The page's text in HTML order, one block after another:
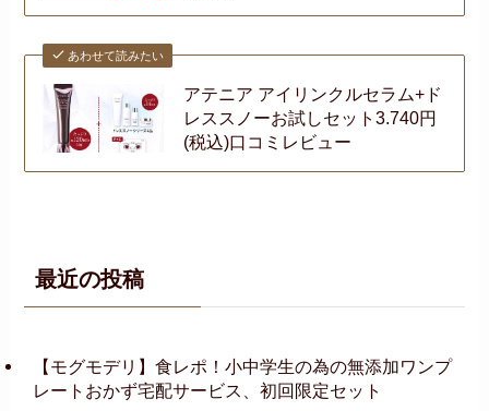
あわせて読みたい
アテニア アイリンクルセラム+ド
レススノーお試しセット3.740円
(税込)口コミレビュー
最近の投稿
【モグモデリ】食レポ！小中学生の為の無添加ワンプ
レートおかず宅配サービス、初回限定セット